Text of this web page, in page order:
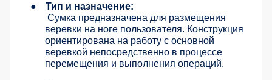
●
Тип и назначение:
Сумка предназначена для размещения
веревки на ноге пользователя. Конструкция
ориентирована на работу с основной
веревкой непосредственно в процессе
перемещения и выполнения операций.